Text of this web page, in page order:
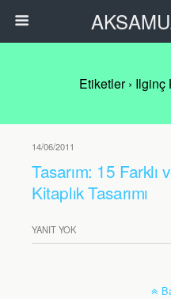
Etiketler › Ilginç
14/06/2011
Tasarım: 15 Farklı
Kitaplık Tasarımı
YANIT YOK